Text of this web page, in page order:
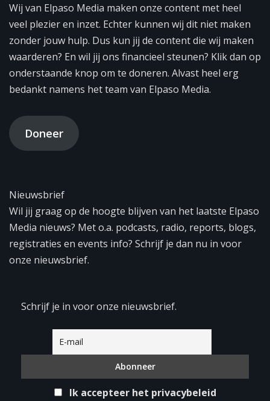
Wij van Elpaso Media maken onze content met heel
veel plezier en inzet. Echter kunnen wij dit niet maken
zonder jouw hulp. Dus kun jij de content die wij maken
waarderen? En wil jij ons financieel steunen? Klik dan op
onderstaande knop om te doneren. Alvast heel erg
bedankt namens het team van Elpaso Media.
Doneer
Nieuwsbrief
Wil jij graag op de hoogte blijven van het laatste Elpaso
Media nieuws? Met o.a. podcasts, radio, reports, blogs,
registraties en events info? Schrijf je dan nu in voor
onze nieuwsbrief.
Schrijf je in voor onze nieuwsbrief.
Ik accepteer het privacybeleid